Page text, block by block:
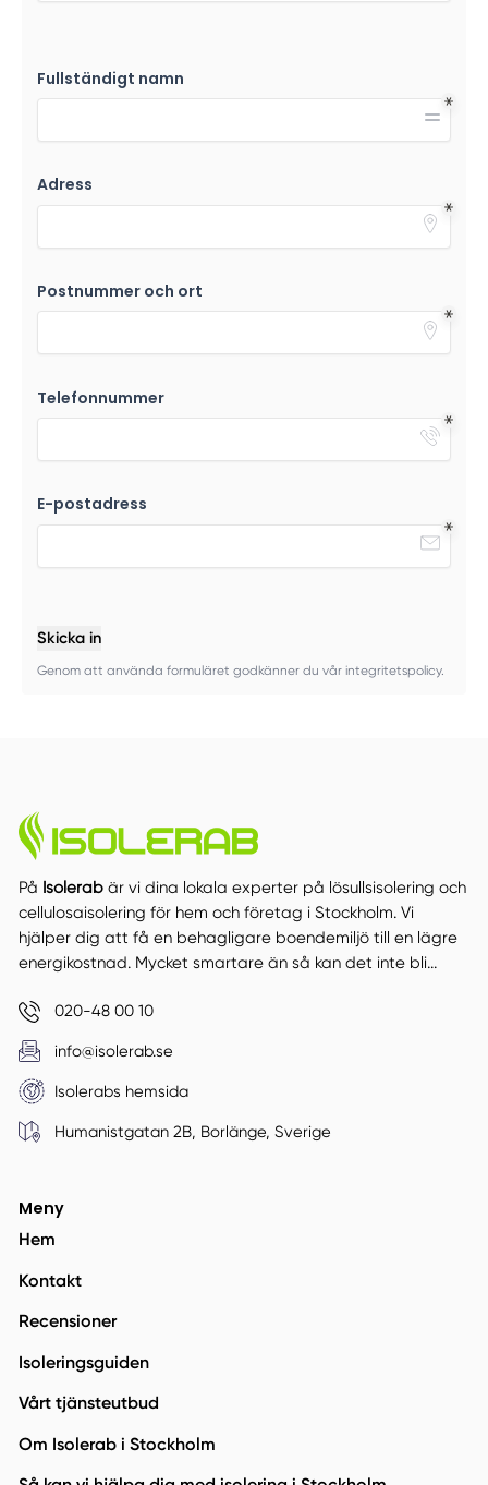
Fullständigt namn
Adress
Postnummer och ort
Telefonnummer
E-postadress
Skicka in
Genom att använda formuläret godkänner du vår integritetspolicy.
På Isolerabär vi dina lokala experter på lösullsisolering och
cellulosaisolering för hem och företag i Stockholm. Vi
hjälper dig att få en behagligare boendemiljö till en lägre
energikostnad. Mycket smartare än så kan det inte bli...
020-48 00 10
info@isolerab.se
Isolerabs hemsida
Humanistgatan 2B, Borlänge, Sverige
Meny
Hem
Kontakt
Recensioner
Isoleringsguiden
Vårt tjänsteutbud
Om Isolerab i Stockholm